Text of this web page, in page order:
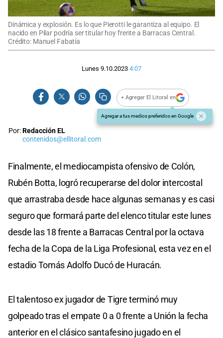
Dinámica y explosión. Es lo que Pierotti le garantiza al equipo. El
nacido en Pilar podría ser titular hoy frente a Barracas Central.
Crédito: Manuel Fabatía
Lunes 9.10.2023 4:07
+ Agregar El Litoral en
Agregar a tus medios preferidos en Google
Por:Redacción EL
contenidos@ellitoral.com
Finalmente, el mediocampista ofensivo de Colón,
Rubén Botta, logró recuperarse del dolor intercostal
que arrastraba desde hace algunas semanas y es casi
seguro que formará parte del elenco titular este lunes
desde las 18 frente a Barracas Central por la octava
fecha de la Copa de la Liga Profesional, esta vez en el
estadio Tomás Adolfo Ducó de Huracán.
El talentoso ex jugador de Tigre terminó muy
golpeado tras el empate 0 a 0 frente a Unión la fecha
anterior en el clásico santafesino jugado en el